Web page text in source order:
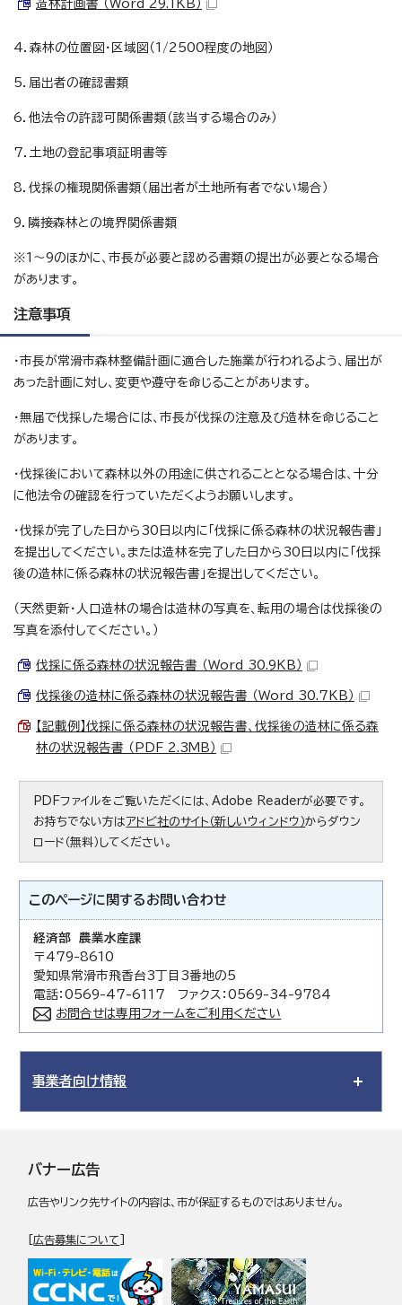
造林計画書 （Word 29.1KB）
4．森林の位置図・区域図（1/2500程度の地図）
5．届出者の確認書類
6．他法令の許認可関係書類（該当する場合のみ）
7．土地の登記事項証明書等
8．伐採の権現関係書類（届出者が土地所有者でない場合）
9．隣接森林との境界関係書類
※1～9のほかに、市長が必要と認める書類の提出が必要となる場合
があります。
注意事項
・市長が常滑市森林整備計画に適合した施業が行われるよう、届出が
あった計画に対し、変更や遵守を命じることがあります。
・無届で伐採した場合には、市長が伐採の注意及び造林を命じること
があります。
・伐採後において森林以外の用途に供されることとなる場合は、十分
に他法令の確認を行っていただくようお願いします。
・伐採が完了した日から30日以内に「伐採に係る森林の状況報告書」
を提出してください。または造林を完了した日から30日以内に「伐採
後の造林に係る森林の状況報告書」を提出してください。
（天然更新・人口造林の場合は造林の写真を、転用の場合は伐採後の
写真を添付してください。）
伐採に係る森林の状況報告書 （Word 30.9KB）
伐採後の造林に係る森林の状況報告書 （Word 30.7KB）
【記載例】伐採に係る森林の状況報告書、伐採後の造林に係る森
林の状況報告書 （PDF 2.3MB）
PDFファイルをご覧いただくには、Adobe Readerが必要です。
お持ちでない方はアドビ社のサイト（新しいウィンドウ）からダウン
ロード（無料）してください。
このページに関する お問い合わせ
経済部 農業水産課
〒479-8610
愛知県常滑市飛香台3丁目3番地の5
電話：0569-47-6117 ファクス：0569-34-9784
お問合せは専用フォームをご利用ください
事業者向け情報
バナー広告
広告やリンク先サイトの内容は、市が保証するものではありません。
[広告募集について